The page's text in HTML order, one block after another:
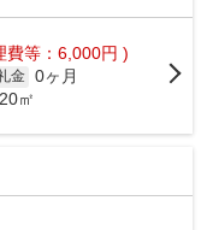
費等：6,000円 )
金 0ヶ月
㎡